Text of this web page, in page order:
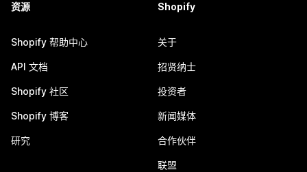
资源
Shopify 帮助中心
API 文档
Shopify 社区
Shopify 博客
研究
Shopify
关于
招贤纳士
投资者
新闻媒体
合作伙伴
联盟